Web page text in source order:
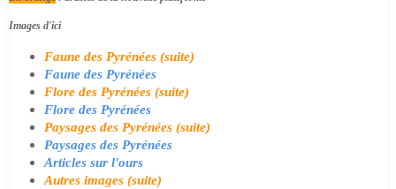
Images d'ici
Faune des Pyrénées (suite)
Faune des Pyrénées
Flore des Pyrénées (suite)
Flore des Pyrénées
Paysages des Pyrénées (suite)
Paysages des Pyrénées
Articles sur l'ours
Autres images (suite)